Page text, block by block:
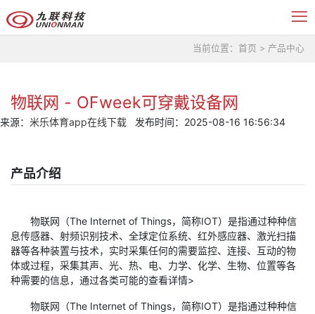
当前位置： 首页 > 产品中心
物联网 - OFweek可穿戴设备网
来源： 米乐体育app在线下载 发布时间：2025-08-16 16:56:34
产品介绍
物联网（The Internet of Things，简称IOT）是指通过种种信
息传感器、射频识别技术、全球定位系统、红外感应器、激光扫描
器等各种装置与技术，实时采集任何的需要监控、连接、互动的物
体或过程，采集其声、光、热、电、力学、化学、生物、位置等各
种需要的信息，通过各类可能的查看详情>
物联网（The Internet of Things，简称IOT）是指通过种种信